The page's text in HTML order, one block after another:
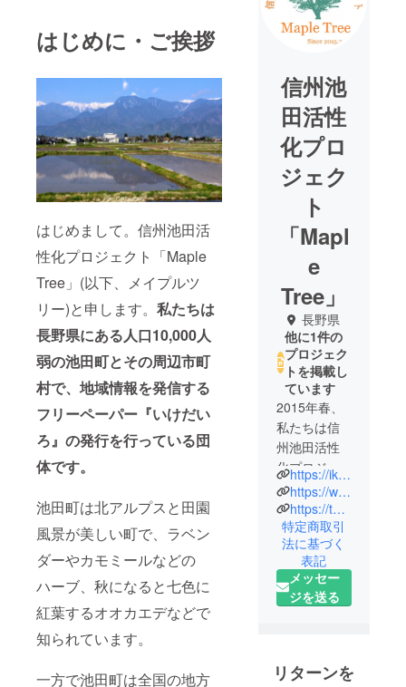
はじめに・ご挨拶
はじめまして。信州池田活
性化プロジェクト「Maple
Tree」(以下、メイプルツ
リー)と申します。 私たちは
長野県にある人口10,000人
弱の池田町とその周辺市町
村で、地域情報を発信する
フリーペーパー『いけだい
ろ』の発行を行っている団
体です。
池田町は北アルプスと田園
風景が美しい町で、ラベン
ダーやカモミールなどの
ハーブ、秋になると七色に
紅葉するオオカエデなどで
知られています。
一方で池田町は全国の地方
信州池
田活性
化プロ
ジェク
ト
「Mapl
e
Tree」
長野県
他に1件の
プロジェク
トを掲載し
ています
2015年春、
私たちは信
州池田活性
化プロジェ
クト
『MapleTree
(メイプルツ
リー)』を立
ち上げまし
た。
広津の大峰
https://ikedairo.com/
https://www.facebook.com/ikeda.mapletree
https://twitter.com/Ikeda_mapletree
特定商取引
法に基づく
表記
メッセー
ジを送る
リターンを